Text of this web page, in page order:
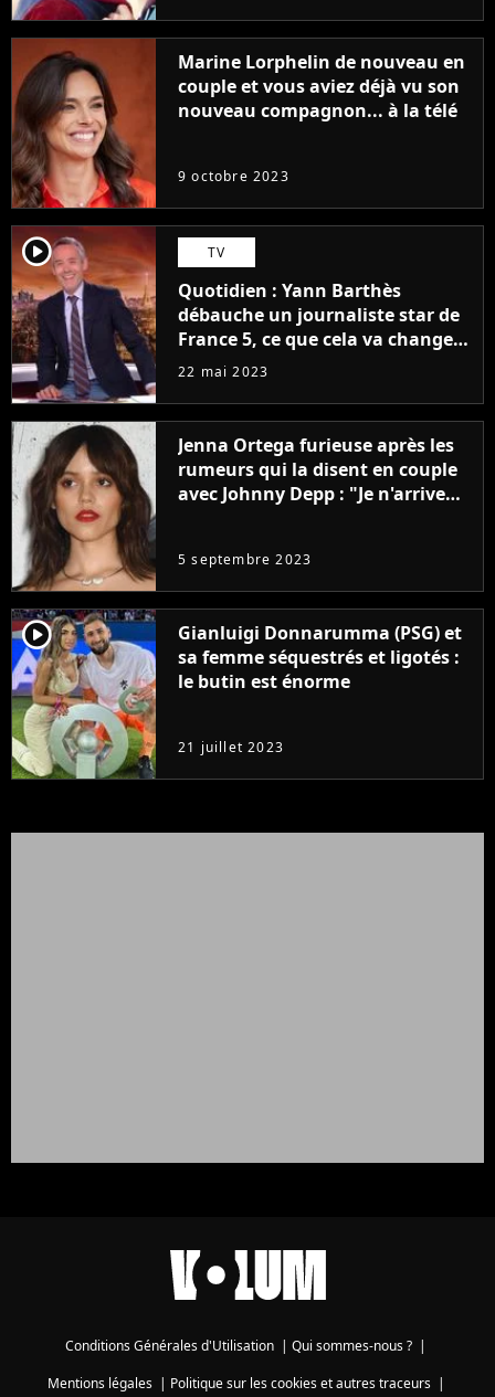
Marine Lorphelin de nouveau en
couple et vous aviez déjà vu son
nouveau compagnon... à la télé
9 octobre 2023
player2 TV
Quotidien : Yann Barthès
débauche un journaliste star de
France 5, ce que cela va changer
à la rentrée
22 mai 2023
Jenna Ortega furieuse après les
rumeurs qui la disent en couple
avec Johnny Depp : "Je n'arrive
5 septembre 2023
player2
Gianluigi Donnarumma (PSG) et
sa femme séquestrés et ligotés :
le butin est énorme
21 juillet 2023
Conditions Générales d'Utilisation | Qui sommes-nous ? |
Mentions légales| Politique sur les cookies et autres traceurs|